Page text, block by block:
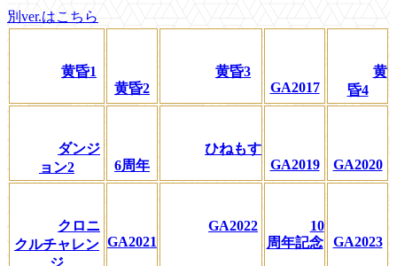
別ver.はこちら
黄昏1
黄昏2
黄昏3
GA2017
黄
昏4
ダンジ
ョン2
6周年
ひねもす
GA2019
GA2020
クロニ
クルチャレン
ジ
GA2021
GA2022
10
周年記念
GA2023